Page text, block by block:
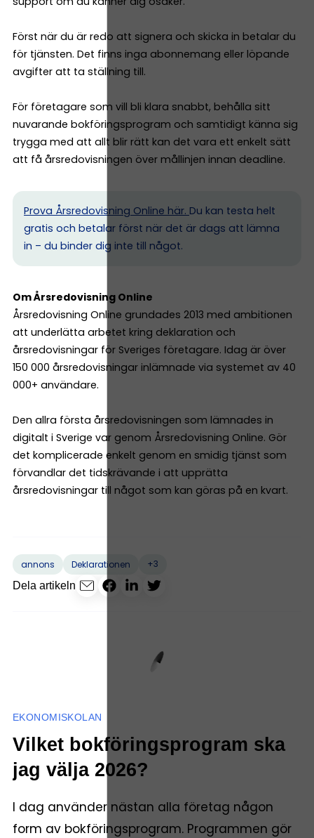
Först när du är redo att signera och skicka in betalar du
för tjänsten. Det finns inga abonnemang eller löpande
avgifter att ta ställning till.
För företagare som vill bli klara snabbt, behålla sitt
nuvarande bokföringsprogram och samtidigt känna sig
trygga med att allt blir rätt kan det vara ett enkelt sätt
att få årsredovisningen över mållinjen innan deadline.
Prova Årsredovisning Online här. Du kan testa helt
gratis och betalar först när det är dags att lämna
in – du binder dig inte till något.
Om Årsredovisning Online
Årsredovisning Online grundades 2013 med ambitionen
att underlätta arbetet kring deklaration och
årsredovisningar för Sveriges företagare. Idag är över
150 000 årsredovisningar inlämnade via systemet av 40
000+ användare.
Den allra första årsredovisningen som lämnades in
digitalt i Sverige var genom Årsredovisning Online. Gör
det komplicerade enkelt genom en smidig tjänst som
förvandlar det tidskrävande i att upprätta
årsredovisningar till något som kan göras på en kvart.
annons Deklarationen
+3
Dela artikeln
EKONOMISKOLAN
Vilket bokföringsprogram ska
jag välja 2026?
I dag använder nästan alla företag någon
form av bokföringsprogram. Programmen gör